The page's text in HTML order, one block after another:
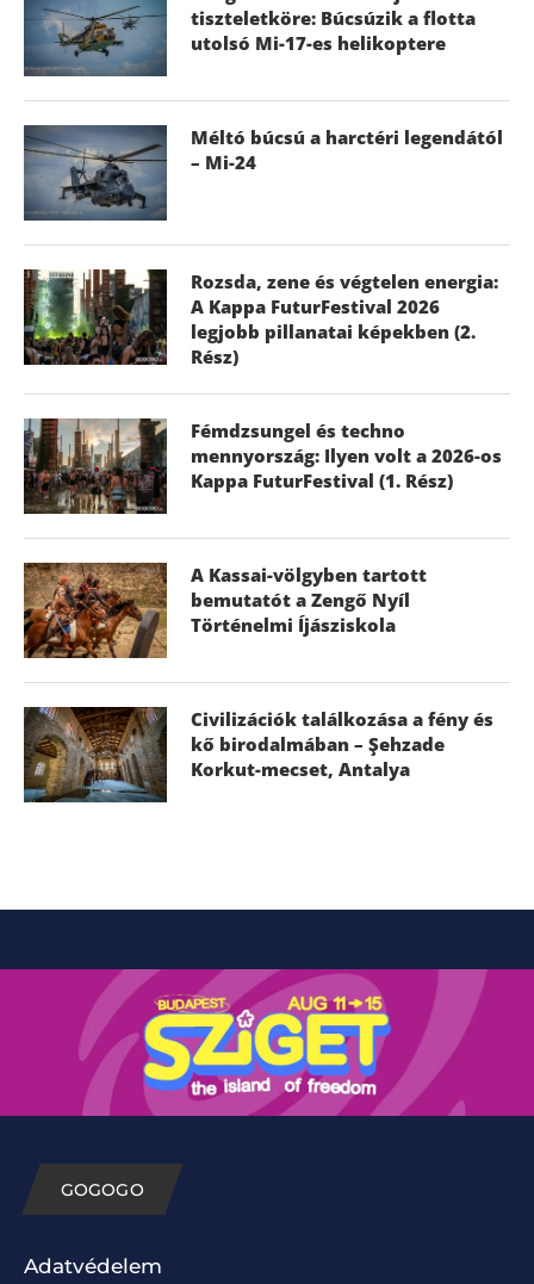
tiszteletköre: Búcsúzik a flotta
utolsó Mi-17-es helikoptere
Méltó búcsú a harctéri legendától
– Mi-24
Rozsda, zene és végtelen energia:
A Kappa FuturFestival 2026
legjobb pillanatai képekben (2.
Rész)
Fémdzsungel és techno
mennyország: Ilyen volt a 2026-os
Kappa FuturFestival (1. Rész)
A Kassai-völgyben tartott
bemutatót a Zengő Nyíl
Történelmi Íjásziskola
Civilizációk találkozása a fény és
kő birodalmában – Şehzade
Korkut-mecset, Antalya
GOGOGO
Adatvédelem